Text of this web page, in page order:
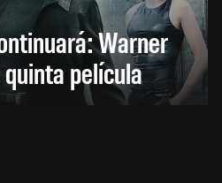
Warner
película